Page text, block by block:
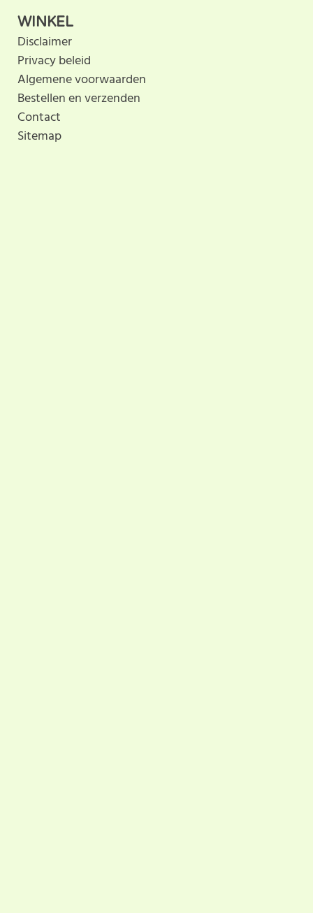
WINKEL
Disclaimer
Privacy beleid
Algemene voorwaarden
Bestellen en verzenden
Contact
Sitemap